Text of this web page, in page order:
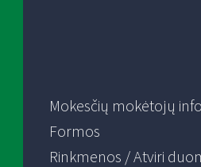
Mokesčių mokėtojų
Formos
Rinkmenos / Atviri